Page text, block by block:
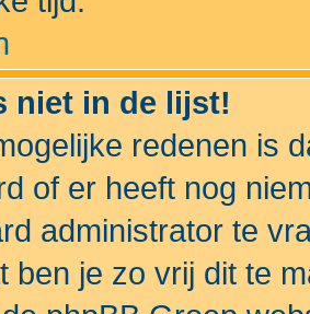
niet in de lijst!
redenen is
of er heeft nog
administrator te
ben je zo vrij dit te